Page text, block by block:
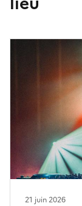
21 juin 2026